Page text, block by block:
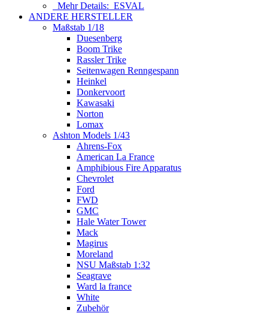
Mehr Details: ESVAL
ANDERE HERSTELLER
Maßstab 1/18
Duesenberg
Boom Trike
Rassler Trike
Seitenwagen Renngespann
Heinkel
Donkervoort
Kawasaki
Norton
Lomax
Ashton Models 1/43
Ahrens-Fox
American La France
Amphibious Fire Apparatus
Chevrolet
Ford
FWD
GMC
Hale Water Tower
Mack
Magirus
Moreland
NSU Maßstab 1:32
Seagrave
Ward la france
White
Zubehör